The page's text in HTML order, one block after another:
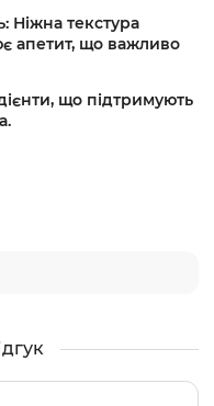
Ніжна текстура
апетит, що важливо
що підтримують